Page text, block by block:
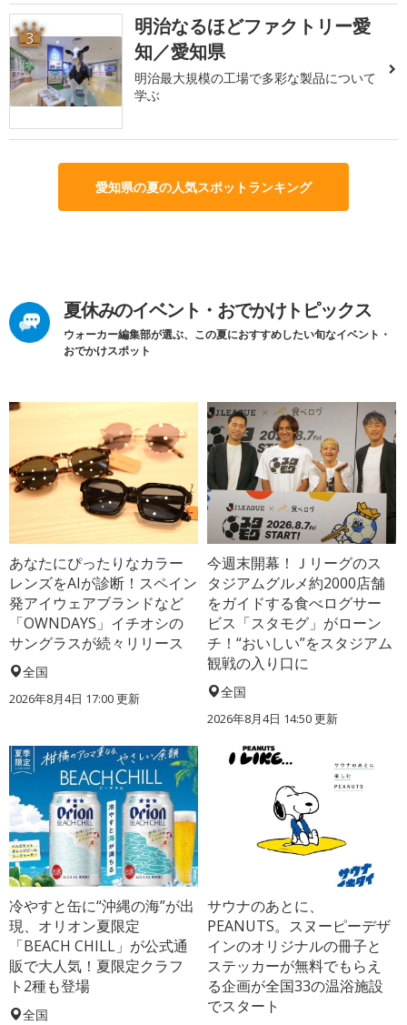
3
明治なるほどファクトリー愛
知／愛知県
明治最大規模の工場で多彩な製品について
学ぶ
愛知県の夏の人気スポットランキング
夏休みのイベント・おでかけトピックス
ウォーカー編集部が選ぶ、この夏におすすめしたい旬なイベント・
おでかけスポット
あなたにぴったりなカラー
レンズをAIが診断！スペイン
発アイウェアブランドなど
「OWNDAYS」イチオシの
サングラスが続々リリース
全国
2026年8月4日 17:00更新
今週末開幕！Ｊリーグのス
タジアムグルメ約2000店舗
をガイドする食べログサー
ビス「スタモグ」がローン
チ！“おいしい”をスタジアム
観戦の入り口に
全国
2026年8月4日 14:50更新
冷やすと缶に“沖縄の海”が出
現、オリオン夏限定
「BEACH CHILL」が公式通
販で大人気！夏限定クラフ
ト2種も登場
全国
サウナのあとに、
PEANUTS。スヌーピーデザ
インのオリジナルの冊子と
ステッカーが無料でもらえ
る企画が全国33の温浴施設
でスタート